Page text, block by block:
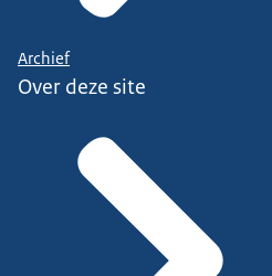
Archief
Over deze site